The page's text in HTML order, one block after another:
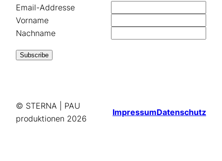
Email-Addresse
Vorname
Nachname
© STERNA | PAU
produktionen 2026
ImpressumDatenschutz